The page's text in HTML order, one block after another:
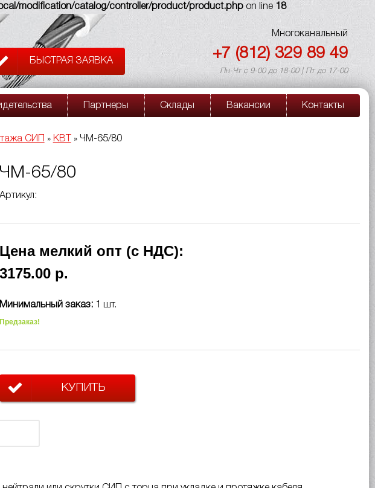
modification/catalog/controller/product/product.php on line 18
БЫСТРАЯ ЗАЯВКА
Многоканальный
+7 (812) 329 89 49
Пн-Чт с 9-00 до 18-00 | Пт до 17-00
Партнеры Склады Вакансии Контакты
СИП » КВТ » ЧМ-65/80
ЧМ-65/80
Артикул:
Цена мелкий опт (с НДС):
3175.00 р.
Минимальный заказ: 1 шт.
Предзаказ!
КУПИТЬ